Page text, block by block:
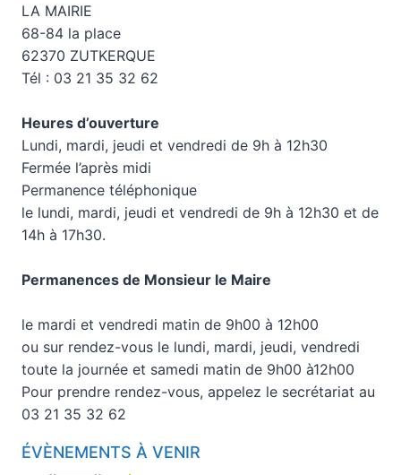
LA MAIRIE
68-84 la place
62370 ZUTKERQUE
Tél : 03 21 35 32 62
Heures d’ouverture
Lundi, mardi, jeudi et vendredi de 9h à 12h30
Fermée l’après midi
Permanence téléphonique
le lundi, mardi, jeudi et vendredi de 9h à 12h30 et de
14h à 17h30.
Permanences de Monsieur le Maire
le mardi et vendredi matin de 9h00 à 12h00
ou sur rendez-vous le lundi, mardi, jeudi, vendredi
toute la journée et samedi matin de 9h00 à12h00
Pour prendre rendez-vous, appelez le secrétariat au
03 21 35 32 62
ÉVÈNEMENTS À VENIR